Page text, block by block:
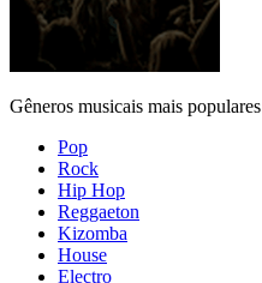
Gêneros musicais mais populares
Pop
Rock
Hip Hop
Reggaeton
Kizomba
House
Electro